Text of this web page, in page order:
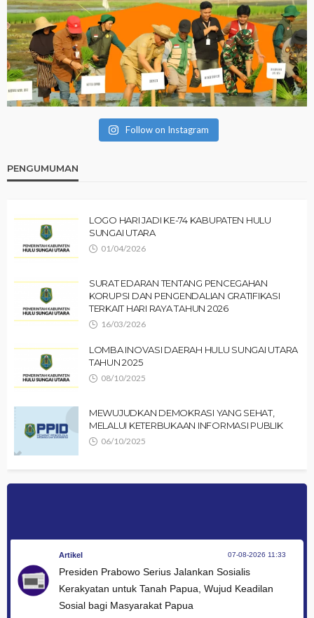
Follow on Instagram
PENGUMUMAN
LOGO HARI JADI KE-74 KABUPATEN HULU
SUNGAI UTARA
01/04/2026
SURAT EDARAN TENTANG PENCEGAHAN
KORUPSI DAN PENGENDALIAN GRATIFIKASI
TERKAIT HARI RAYA TAHUN 2026
16/03/2026
LOMBA INOVASI DAERAH HULU SUNGAI UTARA
TAHUN 2025
08/10/2025
MEWUJUDKAN DEMOKRASI YANG SEHAT,
MELALUI KETERBUKAAN INFORMASI PUBLIK
06/10/2025
Artikel 07-08-2026 11:33
Presiden Prabowo Serius Jalankan Sosialis
Kerakyatan untuk Tanah Papua, Wujud Keadilan
Sosial bagi Masyarakat Papua